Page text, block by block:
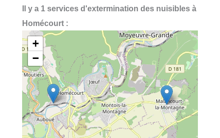
Il y a 1 services d'extermination des nuisibles à
Homécourt :
+
−